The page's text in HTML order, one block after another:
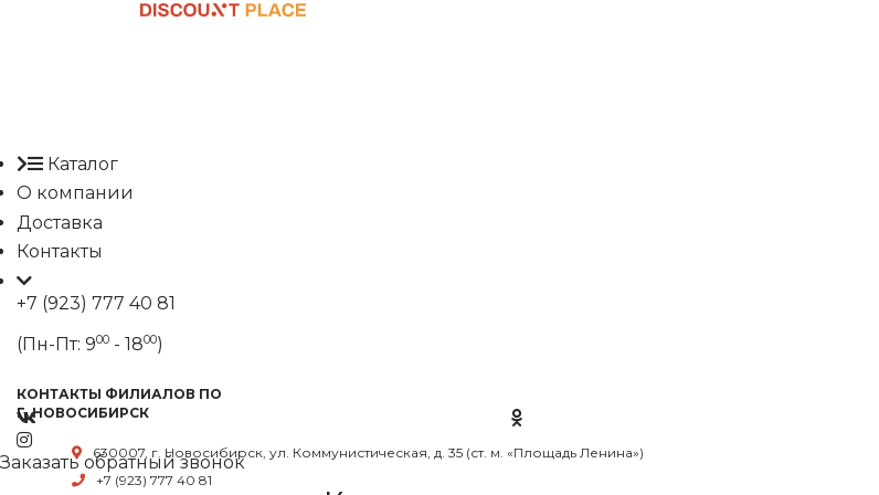
Каталог
О компании
Доставка
Контакты
+7 (923) 777 40 81
(Пн-Пт: 900 - 1800)
КОНТАКТЫ ФИЛИАЛОВ ПО
Г. НОВОСИБИРСК
630007, г. Новосибирск, ул. Коммунистическая, д. 35 (ст. м. «Площадь Ленина»)
+7 (923) 777 40 81
Заказать обратный звонок